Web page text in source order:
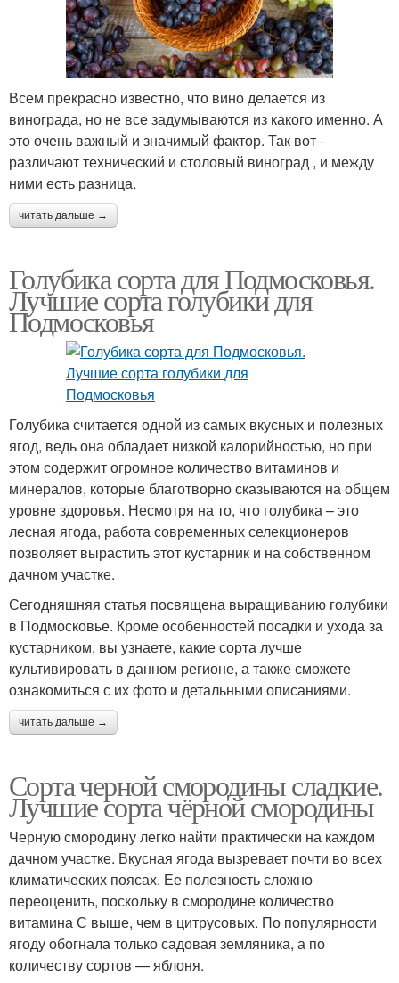
Всем прекрасно известно, что вино делается из
винограда, но не все задумываются из какого именно. А
это очень важный и значимый фактор. Так вот -
различают технический и столовый виноград , и между
ними есть разница.
читать дальше →
Голубика сорта для Подмосковья.
Лучшие сорта голубики для
Подмосковья
Голубика считается одной из самых вкусных и полезных
ягод, ведь она обладает низкой калорийностью, но при
этом содержит огромное количество витаминов и
минералов, которые благотворно сказываются на общем
уровне здоровья. Несмотря на то, что голубика – это
лесная ягода, работа современных селекционеров
позволяет вырастить этот кустарник и на собственном
дачном участке.
Сегодняшняя статья посвящена выращиванию голубики
в Подмосковье. Кроме особенностей посадки и ухода за
кустарником, вы узнаете, какие сорта лучше
культивировать в данном регионе, а также сможете
ознакомиться с их фото и детальными описаниями.
читать дальше →
Сорта черной смородины сладкие.
Лучшие сорта чёрной смородины
Черную смородину легко найти практически на каждом
дачном участке. Вкусная ягода вызревает почти во всех
климатических поясах. Ее полезность сложно
переоценить, поскольку в смородине количество
витамина С выше, чем в цитрусовых. По популярности
ягоду обогнала только садовая земляника, а по
количеству сортов — яблоня.